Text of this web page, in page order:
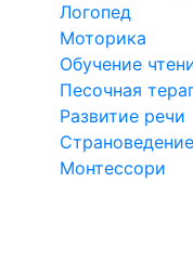
Логопед
Моторика
Обучение
Песочная
Развитие речи
Страноведение
Монтессори